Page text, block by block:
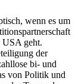
wenn es um
USA geht.
der
bi- und
von Politik und